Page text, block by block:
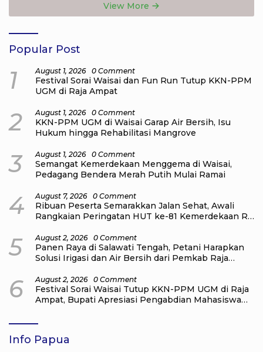
View More
Popular Post
1 August 1, 2026 0 Comment
Festival Sorai Waisai dan Fun Run Tutup KKN-PPM
UGM di Raja Ampat
2 August 1, 2026 0 Comment
KKN-PPM UGM di Waisai Garap Air Bersih, Isu
Hukum hingga Rehabilitasi Mangrove
3 August 1, 2026 0 Comment
Semangat Kemerdekaan Menggema di Waisai,
Pedagang Bendera Merah Putih Mulai Ramai
4 August 7, 2026 0 Comment
Ribuan Peserta Semarakkan Jalan Sehat, Awali
Rangkaian Peringatan HUT ke-81 Kemerdekaan RI
5 August 2, 2026 0 Comment
Panen Raya di Salawati Tengah, Petani Harapkan
Solusi Irigasi dan Air Bersih dari Pemkab Raja
6 August 2, 2026 0 Comment
Festival Sorai Waisai Tutup KKN-PPM UGM di Raja
Ampat, Bupati Apresiasi Pengabdian Mahasiswa
Info Papua